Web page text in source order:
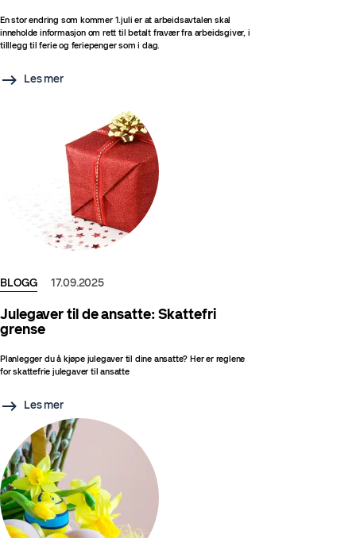
En stor endring som kommer 1.juli er at arbeidsavtalen skal
inneholde informasjon om rett til betalt fravær fra arbeidsgiver, i
tilllegg til ferie og feriepenger som i dag.
Les mer
BLOGG 17.09.2025
Julegaver til de ansatte: Skattefri
grense
Planlegger du å kjøpe julegaver til dine ansatte? Her er reglene
for skattefrie julegaver til ansatte
Les mer